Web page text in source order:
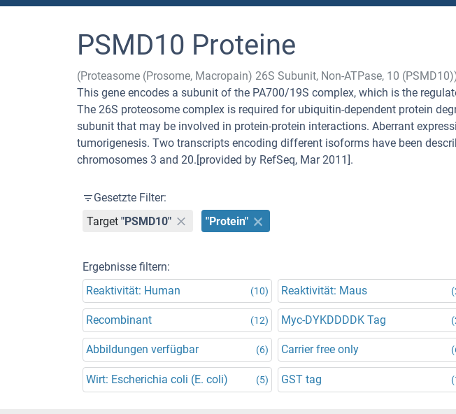
PSMD10 Proteine
(Proteasome (Prosome, Macropain) 26S Subunit, Non-ATPase, 10
This gene encodes a subunit of the PA700/19S complex, which is the
The 26S proteosome complex is required for ubiquitin-dependent protein
subunit that may be involved in protein-protein interactions. Aberrant
tumorigenesis. Two transcripts encoding different isoforms have been
chromosomes 3 and 20.[provided by RefSeq, Mar 2011].
Gesetzte Filter:
Target "PSMD10" "Protein"
Ergebnisse filtern:
Reaktivität: Human
(10) Reaktivität: Maus
Recombinant (12) Myc-DYKDDDDK Tag
Abbildungen verfügbar (6) Carrier free only
Wirt: Escherichia coli (E. coli) (5) GST tag